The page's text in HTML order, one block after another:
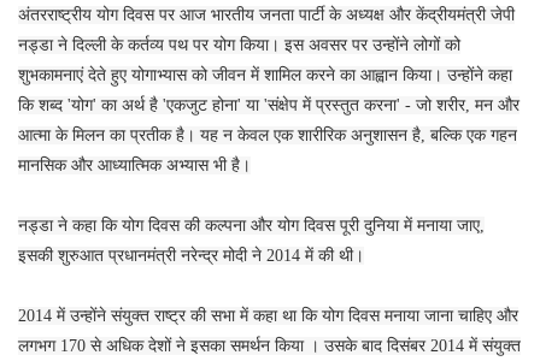
अंतरराष्ट्रीय योग दिवस पर आज भारतीय जनता पार्टी के अध्यक्ष और केंद्रीयमंत्री जेपी
नड्डा ने दिल्ली के कर्तव्य पथ पर योग किया। इस अवसर पर उन्होंने लोगों को
शुभकामनाएं देते हुए योगाभ्यास को जीवन में शामिल करने का आह्वान किया। उन्होंने कहा
कि शब्द 'योग' का अर्थ है 'एकजुट होना' या 'संक्षेप में प्रस्तुत करना' - जो शरीर, मन और
आत्मा के मिलन का प्रतीक है। यह न केवल एक शारीरिक अनुशासन है, बल्कि एक गहन
मानसिक और आध्यात्मिक अभ्यास भी है।
नड्डा ने कहा कि योग दिवस की कल्पना और योग दिवस पूरी दुनिया में मनाया जाए,
इसकी शुरुआत प्रधानमंत्री नरेन्द्र मोदी ने 2014 में की थी।
2014 में उन्होंने संयुक्त राष्ट्र की सभा में कहा था कि योग दिवस मनाया जाना चाहिए और
लगभग 170 से अधिक देशों ने इसका समर्थन किया । उसके बाद दिसंबर 2014 में संयुक्त